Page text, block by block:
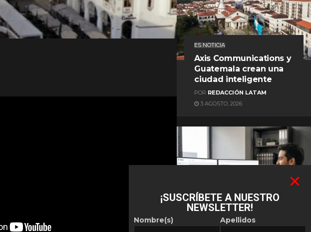
ES NOTICIA
Axis Communications y
Guatemala crean una
ciudad inteligente
POR REDACCIÓN LATAM
3 AGOSTO, 2026
ES NOTICIA
Automatización de las
¡SUSCRÍBETE A NUESTRO
NEWSLETTER!
Nombre(s) Apellidos